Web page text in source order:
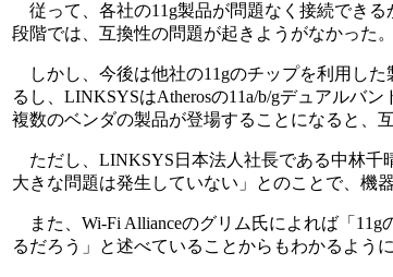
従って、各社の11g製品が問題なく接続でき
段階では、互換性の問題が起きようがなかった
しかし、今後は他社の11gのチップを利用した
るし、LINKSYSはAtherosの11a/b/gデュアルバ
複数のベンダの製品が登場することになると、
ただし、LINKSYS日本法人社長である中林千
大きな問題は発生していない」とのことで、機
また、Wi-Fi Allianceのグリム氏によれば「11g
るだろう」と述べていることからもわかるよう